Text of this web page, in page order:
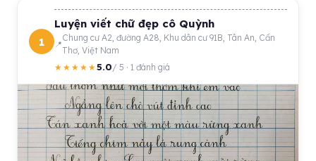
1
Luyện viết chữ đẹp cô Quỳnh
Chung cư A2, đường A28, Khu dân cư 91B, Tân An, Cần
Thơ, Việt Nam
★★★★★5.0 / 5 · 1 đánh giá